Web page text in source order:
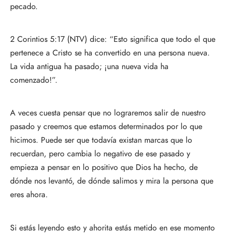
pecado.
2 Corintios 5:17 (NTV) dice: “Esto significa que todo el que
pertenece a Cristo se ha convertido en una persona nueva.
La vida antigua ha pasado; ¡una nueva vida ha
comenzado!”.
A veces cuesta pensar que no lograremos salir de nuestro
pasado y creemos que estamos determinados por lo que
hicimos. Puede ser que todavía existan marcas que lo
recuerdan, pero cambia lo negativo de ese pasado y
empieza a pensar en lo positivo que Dios ha hecho, de
dónde nos levantó, de dónde salimos y mira la persona que
eres ahora.
Si estás leyendo esto y ahorita estás metido en ese momento